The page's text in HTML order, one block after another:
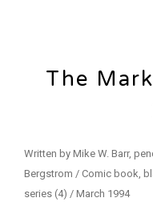
The
Written by Mike W. Barr,
Bergstrom / Comic book,
series (4) / March 1994